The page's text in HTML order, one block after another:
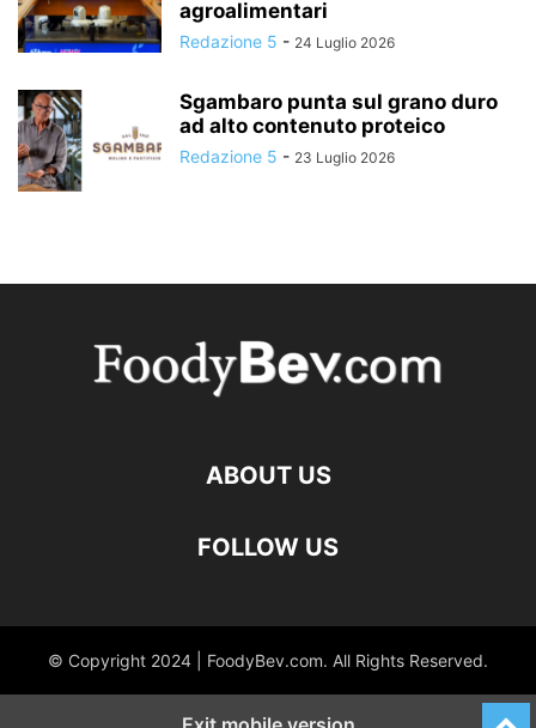
agroalimentari
Redazione 5 - 24 Luglio 2026
Sgambaro punta sul grano duro
ad alto contenuto proteico
Redazione 5 - 23 Luglio 2026
ABOUT US
FOLLOW US
© Copyright 2024 | FoodyBev.com. All Rights Reserved.